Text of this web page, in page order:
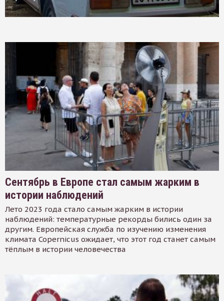
Сентябрь в Европе стал самым жарким в
истории наблюдений
Лето 2023 года стало самым жарким в истории
наблюдений: температурные рекорды бились один за
другим. Европейская служба по изучению изменения
климата Copernicus ожидает, что этот год станет самым
тёплым в истории человечества